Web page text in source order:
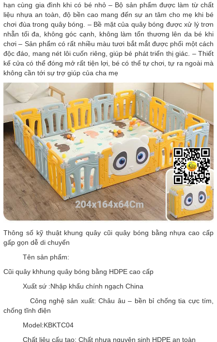
hạn cùng gia đình khi có bé nhỏ – Bộ sản phẩm được làm từ chất
liệu nhựa an toàn, độ bền cao mang đến sự an tâm cho mẹ khi bé
chơi đùa trong quây bóng. – Bề mặt của quây bóng được xử lý trơn
nhẵn tối đa, không góc cạnh, không làm tổn thương lên da bé khi
chơi – Sản phẩm có rất nhiều màu tươi bắt mắt được phối một cách
độc đáo, mang nét lôi cuốn riêng, giúp bé phát triển thị giác. – Thiết
kế cửa có thể đóng mở rất tiện lợi, bé có thể tự chơi, tự ra ngoài mà
không cần tới sự trợ giúp của cha mẹ
Thông số kỹ thuật khung quây cũi quây bóng bằng nhựa cao cấp
gấp gọn dễ di chuyển
Tên sản phẩm:
Cũi quây khhung quây bóng bằng HDPE cao cấp
Xuất sứ :Nhập khẩu chính ngạch China
Công nghệ sản xuất: Châu âu – bền bỉ chống tia cực tím,
chống tĩnh điện
Model:KBKTC04
Chất liệu cấu tạo: Chất nhựa nguyên sinh HDPE an toàn